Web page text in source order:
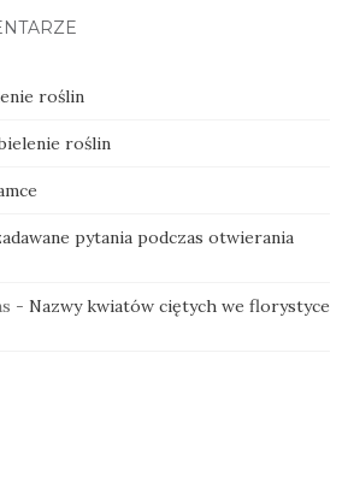
roślin
roślin
pytania podczas otwierania
- Nazwy kwiatów ciętych we florystyce